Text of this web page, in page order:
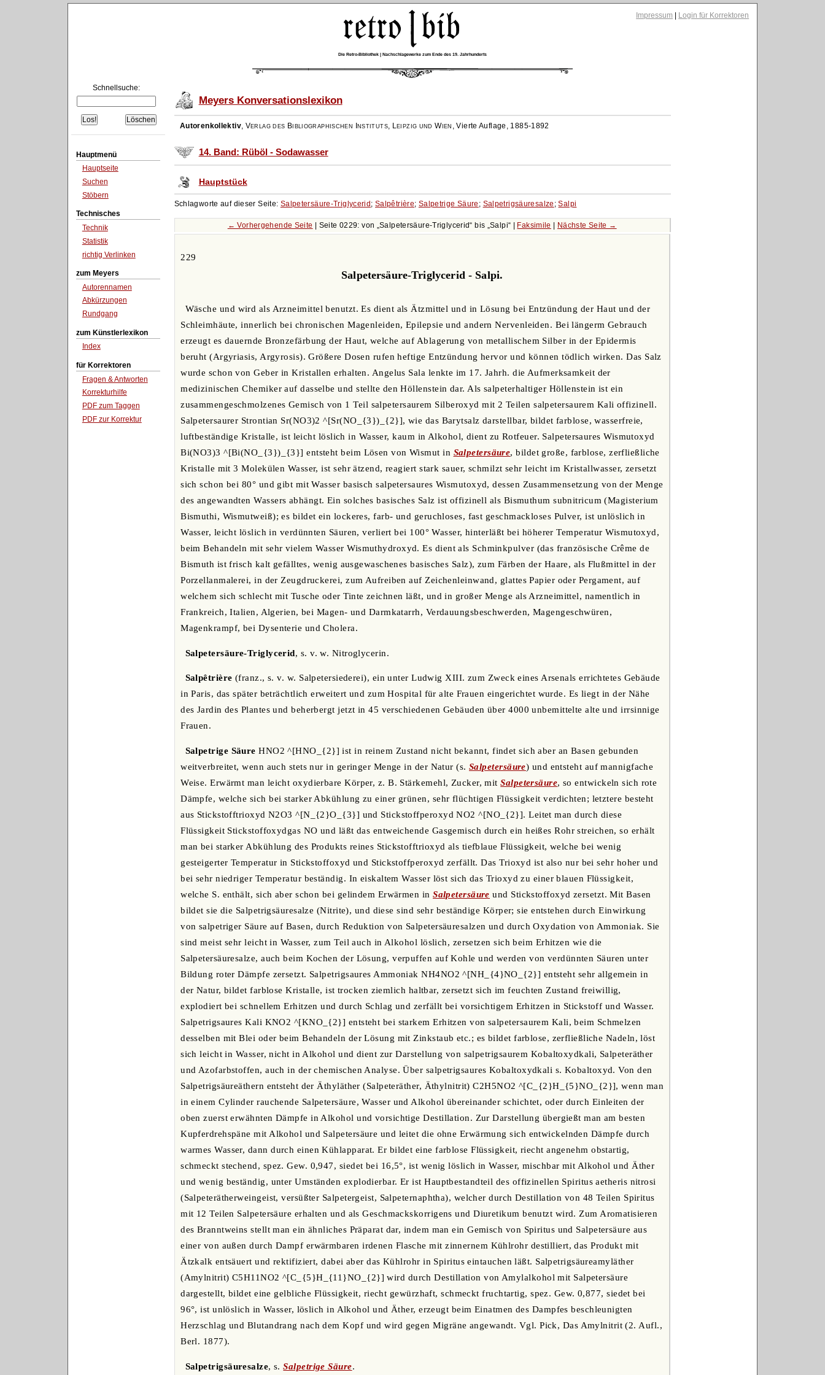
Impressum Login für Korrektoren
Die Retro-Bibliothek | Nachschlagewerke zum Ende des 19. Jahrhunderts
Schnellsuche:
Hauptmenü
Hauptseite
Suchen
Stöbern
Technisches
Technik
Statistik
richtig Verlinken
zum Meyers
Autorennamen
Abkürzungen
Rundgang
zum Künstlerlexikon
Index
für Korrektoren
Fragen & Antworten
Korrekturhilfe
PDF zum Taggen
PDF zur Korrektur
Meyers Konversationslexikon
Autorenkollektiv, Verlag des Bibliographischen Instituts, Leipzig und Wien ,Vierte Auflage, 1885-1892
14. Band: Rüböl - Sodawasser
Hauptstück
Schlagworte auf dieser Seite: Salpetersäure-Triglycerid; Salpêtrière; Salpetrige Säure ; Salpetrigsäuresalze ;Salpi
← Vorhergehende Seite | Seite 0229: von Salpetersäure-Triglycerid bis Salpi Faksimile Nächste Seite →
229
Salpetersäure-Triglycerid - Salpi.
Wäsche und wird als Arzneimittel benutzt. Es dient als Ätzmittel und in Lösung bei Entzündung der Haut und der
Schleimhäute, innerlich bei chronischen Magenleiden, Epilepsie und andern Nervenleiden. Bei längerm Gebrauch
erzeugt es dauernde Bronzefärbung der Haut, welche auf Ablagerung von metallischem Silber in der Epidermis
beruht (Argyriasis, Argyrosis). Größere Dosen rufen heftige Entzündung hervor und können tödlich wirken. Das Salz
wurde schon von Geber in Kristallen erhalten. Angelus Sala lenkte im 17. Jahrh. die Aufmerksamkeit der
medizinischen Chemiker auf dasselbe und stellte den Höllenstein dar. Als salpeterhaltiger Höllenstein ist ein
zusammengeschmolzenes Gemisch von 1 Teil salpetersaurem Silberoxyd mit 2 Teilen salpetersaurem Kali offizinell.
Salpetersaurer Strontian Sr(NO3)2 ^[Sr(NO_{3})_{2}], wie das Barytsalz darstellbar, bildet farblose, wasserfreie,
luftbeständige Kristalle, ist leicht löslich in Wasser, kaum in Alkohol, dient zu Rotfeuer. Salpetersaures Wismutoxyd
Bi(NO3)3 ^[Bi(NO_{3})_{3}] entsteht beim Lösen von Wismut in Salpetersäure, bildet große, farblose, zerfließliche
Kristalle mit 3 Molekülen Wasser, ist sehr ätzend, reagiert stark sauer, schmilzt sehr leicht im Kristallwasser, zersetzt
sich schon bei 80° und gibt mit Wasser basisch salpetersaures Wismutoxyd, dessen Zusammensetzung von der Menge
des angewandten Wassers abhängt. Ein solches basisches Salz ist offizinell als Bismuthum subnitricum (Magisterium
Bismuthi, Wismutweiß); es bildet ein lockeres, farb- und geruchloses, fast geschmackloses Pulver, ist unlöslich in
Wasser, leicht löslich in verdünnten Säuren, verliert bei 100° Wasser, hinterläßt bei höherer Temperatur Wismutoxyd,
beim Behandeln mit sehr vielem Wasser Wismuthydroxyd. Es dient als Schminkpulver (das französische Crême de
Bismuth ist frisch kalt gefälltes, wenig ausgewaschenes basisches Salz), zum Färben der Haare, als Flußmittel in der
Porzellanmalerei, in der Zeugdruckerei, zum Aufreiben auf Zeichenleinwand, glattes Papier oder Pergament, auf
welchem sich schlecht mit Tusche oder Tinte zeichnen läßt, und in großer Menge als Arzneimittel, namentlich in
Frankreich, Italien, Algerien, bei Magen- und Darmkatarrh, Verdauungsbeschwerden, Magengeschwüren,
Magenkrampf, bei Dysenterie und Cholera.
Salpetersäure-Triglycerid, s. v. w. Nitroglycerin.
Salpêtrière (franz., s. v. w. Salpetersiederei), ein unter Ludwig XIII. zum Zweck eines Arsenals errichtetes Gebäude
in Paris, das später beträchtlich erweitert und zum Hospital für alte Frauen eingerichtet wurde. Es liegt in der Nähe
des Jardin des Plantes und beherbergt jetzt in 45 verschiedenen Gebäuden über 4000 unbemittelte alte und irrsinnige
Frauen.
Salpetrige Säure HNO2 ^[HNO_{2}] ist in reinem Zustand nicht bekannt, findet sich aber an Basen gebunden
weitverbreitet, wenn auch stets nur in geringer Menge in der Natur (s.Salpetersäure) und entsteht auf mannigfache
Weise. Erwärmt man leicht oxydierbare Körper, z. B. Stärkemehl, Zucker, mitSalpetersäure, so entwickeln sich rote
Dämpfe, welche sich bei starker Abkühlung zu einer grünen, sehr flüchtigen Flüssigkeit verdichten; letztere besteht
aus Stickstofftrioxyd N2O3 ^[N_{2}O_{3}] und Stickstoffperoxyd NO2 ^[NO_{2}]. Leitet man durch diese
Flüssigkeit Stickstoffoxydgas NO und läßt das entweichende Gasgemisch durch ein heißes Rohr streichen, so erhält
man bei starker Abkühlung des Produkts reines Stickstofftrioxyd als tiefblaue Flüssigkeit, welche bei wenig
gesteigerter Temperatur in Stickstoffoxyd und Stickstoffperoxyd zerfällt. Das Trioxyd ist also nur bei sehr hoher und
bei sehr niedriger Temperatur beständig. In eiskaltem Wasser löst sich das Trioxyd zu einer blauen Flüssigkeit,
welche S. enthält, sich aber schon bei gelindem Erwärmen inSalpetersäure und Stickstoffoxyd zersetzt. Mit Basen
bildet sie die Salpetrigsäuresalze (Nitrite), und diese sind sehr beständige Körper; sie entstehen durch Einwirkung
von salpetriger Säure auf Basen, durch Reduktion von Salpetersäuresalzen und durch Oxydation von Ammoniak. Sie
sind meist sehr leicht in Wasser, zum Teil auch in Alkohol löslich, zersetzen sich beim Erhitzen wie die
Salpetersäuresalze, auch beim Kochen der Lösung, verpuffen auf Kohle und werden von verdünnten Säuren unter
Bildung roter Dämpfe zersetzt. Salpetrigsaures Ammoniak NH4NO2 ^[NH_{4}NO_{2}] entsteht sehr allgemein in
der Natur, bildet farblose Kristalle, ist trocken ziemlich haltbar, zersetzt sich im feuchten Zustand freiwillig,
explodiert bei schnellem Erhitzen und durch Schlag und zerfällt bei vorsichtigem Erhitzen in Stickstoff und Wasser.
Salpetrigsaures Kali KNO2 ^[KNO_{2}] entsteht bei starkem Erhitzen von salpetersaurem Kali, beim Schmelzen
desselben mit Blei oder beim Behandeln der Lösung mit Zinkstaub etc.; es bildet farblose, zerfließliche Nadeln, löst
sich leicht in Wasser, nicht in Alkohol und dient zur Darstellung von salpetrigsaurem Kobaltoxydkali, Salpeteräther
und Azofarbstoffen, auch in der chemischen Analyse. Über salpetrigsaures Kobaltoxydkali s. Kobaltoxyd. Von den
Salpetrigsäureäthern entsteht der Äthyläther (Salpeteräther, Äthylnitrit) C2H5NO2 ^[C_{2}H_{5}NO_{2}], wenn man
in einem Cylinder rauchende Salpetersäure, Wasser und Alkohol übereinander schichtet, oder durch Einleiten der
oben zuerst erwähnten Dämpfe in Alkohol und vorsichtige Destillation. Zur Darstellung übergießt man am besten
Kupferdrehspäne mit Alkohol und Salpetersäure und leitet die ohne Erwärmung sich entwickelnden Dämpfe durch
warmes Wasser, dann durch einen Kühlapparat. Er bildet eine farblose Flüssigkeit, riecht angenehm obstartig,
schmeckt stechend, spez. Gew. 0,947, siedet bei 16,5°, ist wenig löslich in Wasser, mischbar mit Alkohol und Äther
und wenig beständig, unter Umständen explodierbar. Er ist Hauptbestandteil des offizinellen Spiritus aetheris nitrosi
(Salpeterätherweingeist, versüßter Salpetergeist, Salpeternaphtha), welcher durch Destillation von 48 Teilen Spiritus
mit 12 Teilen Salpetersäure erhalten und als Geschmackskorrigens und Diuretikum benutzt wird. Zum Aromatisieren
des Branntweins stellt man ein ähnliches Präparat dar, indem man ein Gemisch von Spiritus und Salpetersäure aus
einer von außen durch Dampf erwärmbaren irdenen Flasche mit zinnernem Kühlrohr destilliert, das Produkt mit
Ätzkalk entsäuert und rektifiziert, dabei aber das Kühlrohr in Spiritus eintauchen läßt. Salpetrigsäureamyläther
(Amylnitrit) C5H11NO2 ^[C_{5}H_{11}NO_{2}] wird durch Destillation von Amylalkohol mit Salpetersäure
dargestellt, bildet eine gelbliche Flüssigkeit, riecht gewürzhaft, schmeckt fruchtartig, spez. Gew. 0,877, siedet bei
96°, ist unlöslich in Wasser, löslich in Alkohol und Äther, erzeugt beim Einatmen des Dampfes beschleunigten
Herzschlag und Blutandrang nach dem Kopf und wird gegen Migräne angewandt. Vgl. Pick, Das Amylnitrit (2. Aufl.,
Berl. 1877).
Salpetrigsäuresalze, s.Salpetrige Säure.